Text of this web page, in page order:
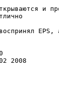
и
EPS,
2008